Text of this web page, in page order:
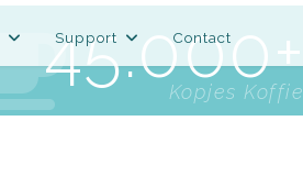
Support Contact
45.000
Kopjes Koffie